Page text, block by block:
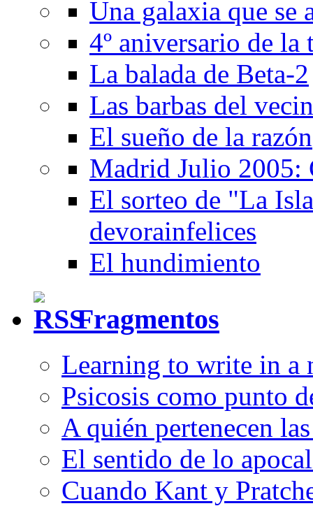
Una galaxia que se
4º aniversario de
La balada de Beta-2
Las barbas del
El sueño de la razón
Madrid Julio 2005:
El sorteo de "La
devorainfelices
El hundimiento
Fragmentos
Learning to write in a
Psicosis como punto
A quién pertenecen
El sentido de lo
Cuando Kant y